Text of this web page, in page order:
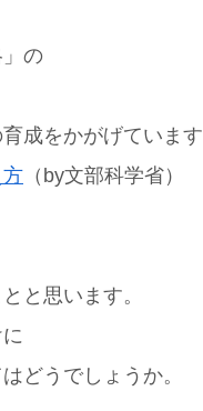
の
成をかがげています
（by文部科学省）
と思います。
どうでしょうか。